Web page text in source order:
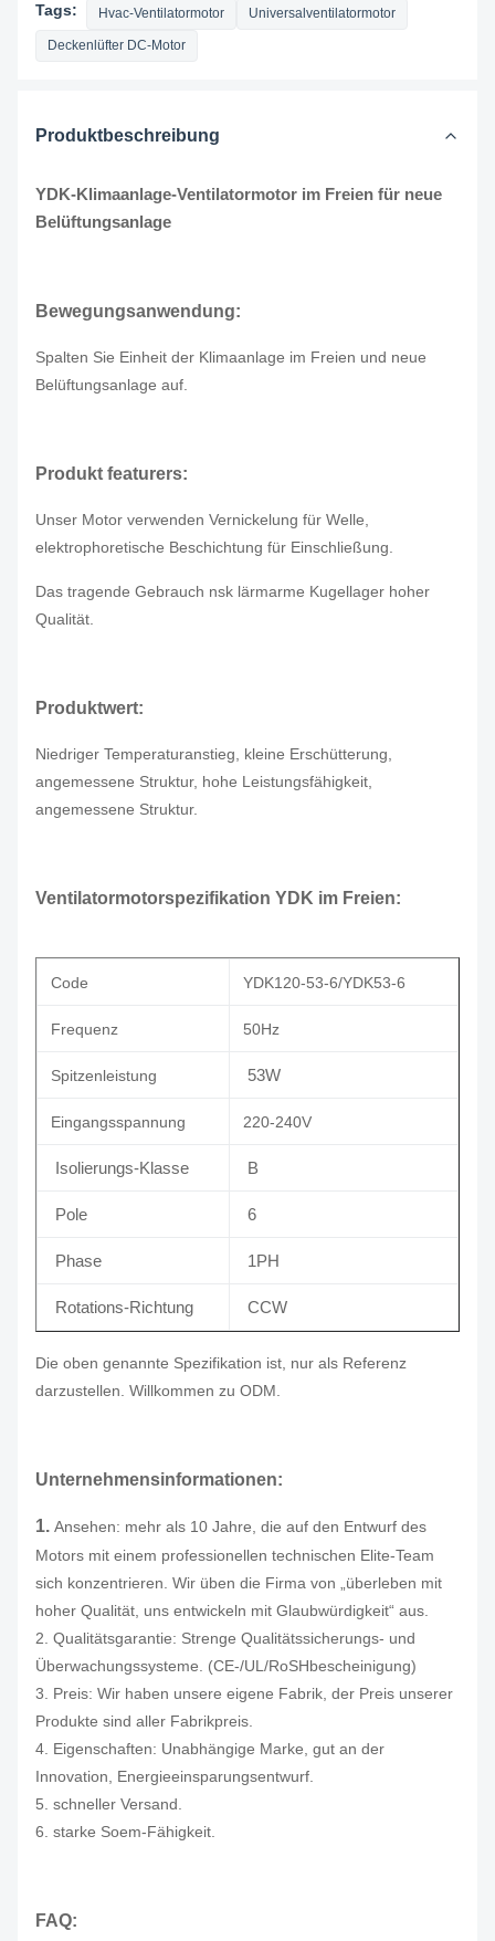
Tags: Hvac-Ventilatormotor Universalventilatormotor
Deckenlüfter DC-Motor
Produktbeschreibung
YDK-Klimaanlage-Ventilatormotor im Freien für neue
Belüftungsanlage
Bewegungsanwendung:
Spalten Sie Einheit der Klimaanlage im Freien und neue
Belüftungsanlage auf.
Produkt featurers:
Unser Motor verwenden Vernickelung für Welle,
elektrophoretische Beschichtung für Einschließung.
Das tragende Gebrauch nsk lärmarme Kugellager hoher
Qualität.
Produktwert:
Niedriger Temperaturanstieg, kleine Erschütterung,
angemessene Struktur, hohe Leistungsfähigkeit,
angemessene Struktur.
Ventilatormotorspezifikation YDK im Freien:
Code YDK120-53-6/YDK53-6
Frequenz 50Hz
Spitzenleistung 53W
Eingangsspannung 220-240V
Isolierungs-Klasse B
Pole 6
Phase 1PH
Rotations-Richtung CCW
Die oben genannte Spezifikation ist, nur als Referenz
darzustellen. Willkommen zu ODM.
Unternehmensinformationen:
1. Ansehen: mehr als 10 Jahre, die auf den Entwurf des
Motors mit einem professionellen technischen Elite-Team
sich konzentrieren. Wir üben die Firma von „überleben mit
hoher Qualität, uns entwickeln mit Glaubwürdigkeit“ aus.
2. Qualitätsgarantie: Strenge Qualitätssicherungs- und
Überwachungssysteme. (CE-/UL/RoSHbescheinigung)
3. Preis: Wir haben unsere eigene Fabrik, der Preis unserer
Produkte sind aller Fabrikpreis.
4. Eigenschaften: Unabhängige Marke, gut an der
Innovation, Energieeinsparungsentwurf.
5. schneller Versand.
6. starke Soem-Fähigkeit.
FAQ: